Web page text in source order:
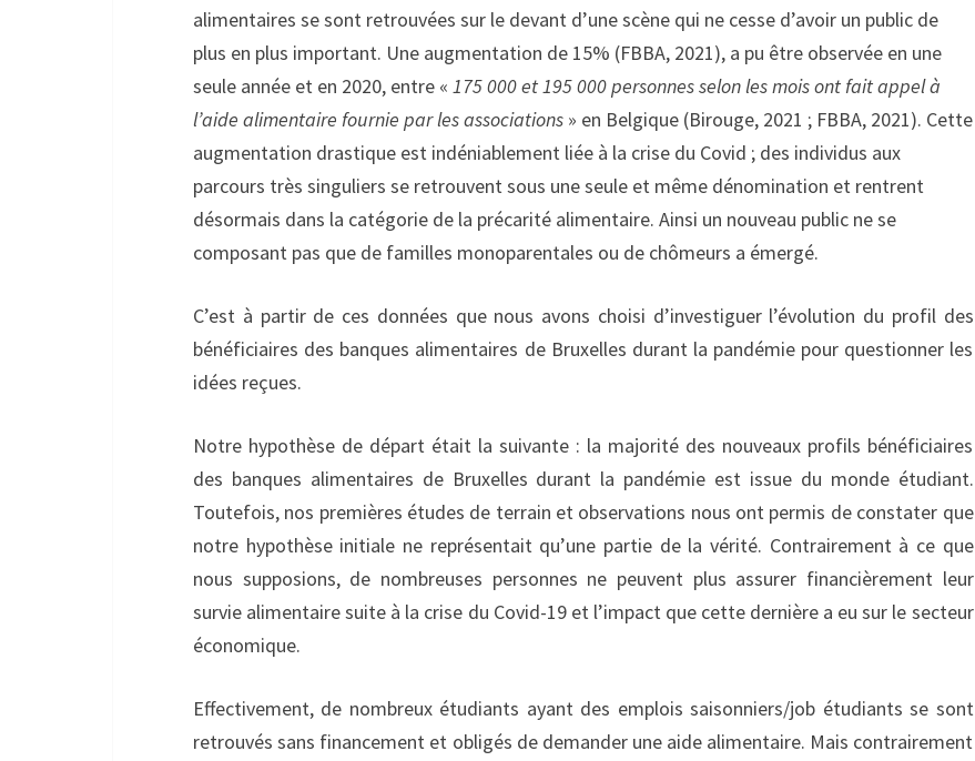
alimentaires se sont retrouvées sur le devant d’une scène qui ne cesse d’avoir un public de
plus en plus important. Une augmentation de 15% (FBBA, 2021), a pu être observée en une
seule année et en 2020, entre « 175 000 et 195 000 personnes selon les mois ont fait appel à
l’aide alimentaire fournie par les associations » en Belgique (Birouge, 2021 ; FBBA, 2021). Cette
augmentation drastique est indéniablement liée à la crise du Covid ; des individus aux
parcours très singuliers se retrouvent sous une seule et même dénomination et rentrent
désormais dans la catégorie de la précarité alimentaire. Ainsi un nouveau public ne se
composant pas que de familles monoparentales ou de chômeurs a émergé.
C’est à partir de ces données que nous avons choisi d’investiguer l’évolution du profil des
bénéficiaires des banques alimentaires de Bruxelles durant la pandémie pour questionner les
idées reçues.
Notre hypothèse de départ était la suivante : la majorité des nouveaux profils bénéficiaires
des banques alimentaires de Bruxelles durant la pandémie est issue du monde étudiant.
Toutefois, nos premières études de terrain et observations nous ont permis de constater que
notre hypothèse initiale ne représentait qu’une partie de la vérité. Contrairement à ce que
nous supposions, de nombreuses personnes ne peuvent plus assurer financièrement leur
survie alimentaire suite à la crise du Covid-19 et l’impact que cette dernière a eu sur le secteur
économique.
Effectivement, de nombreux étudiants ayant des emplois saisonniers/job étudiants se sont
retrouvés sans financement et obligés de demander une aide alimentaire. Mais contrairement